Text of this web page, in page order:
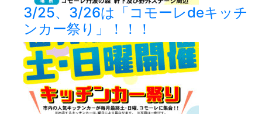
3/25、3/26は「コモーレdeキッチ
ンカー祭り」！！！